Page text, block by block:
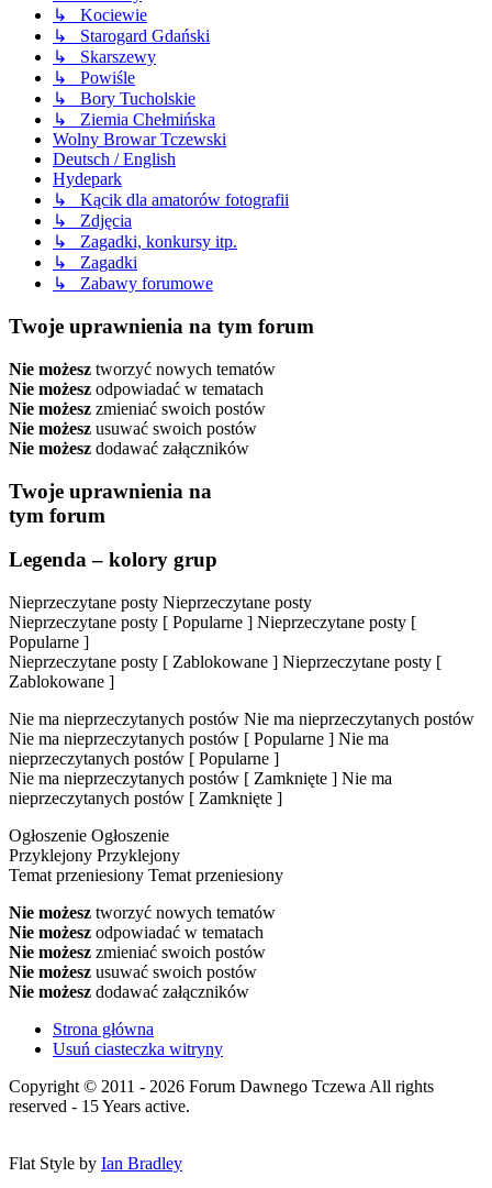
↳ Kociewie
↳ Starogard Gdański
↳ Skarszewy
↳ Powiśle
↳ Bory Tucholskie
↳ Ziemia Chełmińska
Wolny Browar Tczewski
Deutsch / English
Hydepark
↳ Kącik dla amatorów fotografii
↳ Zdjęcia
↳ Zagadki, konkursy itp.
↳ Zagadki
↳ Zabawy forumowe
Twoje uprawnienia na tym forum
Nie możesz tworzyć nowych tematów
Nie możesz odpowiadać w tematach
Nie możesz zmieniać swoich postów
Nie możesz usuwać swoich postów
Nie możesz dodawać załączników
Twoje uprawnienia na
tym forum
Legenda – kolory grup
Nieprzeczytane posty Nieprzeczytane posty
Nieprzeczytane posty [ Popularne ] Nieprzeczytane posty [
Popularne ]
Nieprzeczytane posty [ Zablokowane ] Nieprzeczytane posty [
Zablokowane ]
Nie ma nieprzeczytanych postów Nie ma nieprzeczytanych postów
Nie ma nieprzeczytanych postów [ Popularne ] Nie ma
nieprzeczytanych postów [ Popularne ]
Nie ma nieprzeczytanych postów [ Zamknięte ] Nie ma
nieprzeczytanych postów [ Zamknięte ]
Ogłoszenie Ogłoszenie
Przyklejony Przyklejony
Temat przeniesiony Temat przeniesiony
Nie możesz tworzyć nowych tematów
Nie możesz odpowiadać w tematach
Nie możesz zmieniać swoich postów
Nie możesz usuwać swoich postów
Nie możesz dodawać załączników
Strona główna
Usuń ciasteczka witryny
Copyright © 2011 - 2026 Forum Dawnego Tczewa All rights
reserved - 15 Years active.
Flat Style by Ian Bradley